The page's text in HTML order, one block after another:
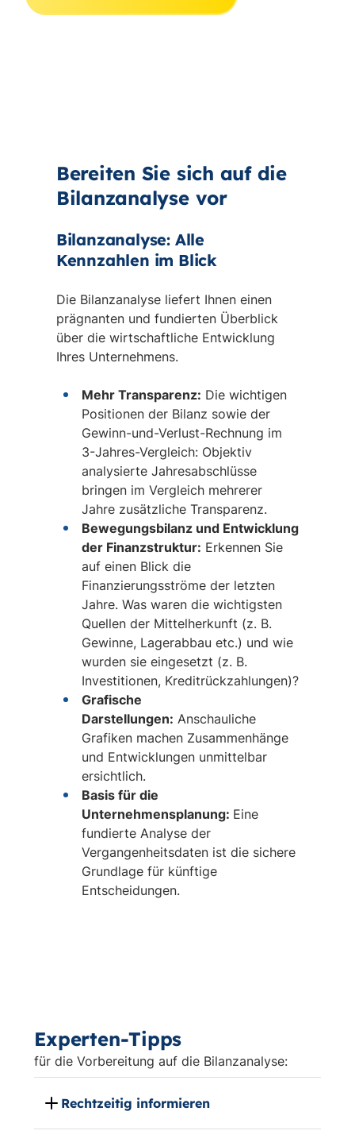
Bereiten Sie sich auf die
Bilanzanalyse vor
Bilanzanalyse: Alle
Kennzahlen im Blick
Die Bilanzanalyse liefert Ihnen einen
prägnanten und fundierten Überblick
über die wirtschaftliche Entwicklung
Ihres Unternehmens.
Mehr Transparenz: Die wichtigen
Positionen der Bilanz sowie der
Gewinn-und-Verlust-Rechnung im
3-Jahres-Vergleich: Objektiv
analysierte Jahresabschlüsse
bringen im Vergleich mehrerer
Jahre zusätzliche Transparenz.
Bewegungsbilanz und Entwicklung
der Finanzstruktur: Erkennen Sie
auf einen Blick die
Finanzierungsströme der letzten
Jahre. Was waren die wichtigsten
Quellen der Mittelherkunft (z. B.
Gewinne, Lagerabbau etc.) und wie
wurden sie eingesetzt (z. B.
Investitionen, Kreditrückzahlungen)?
Grafische
Darstellungen: Anschauliche
Grafiken machen Zusammenhänge
und Entwicklungen unmittelbar
ersichtlich.
Basis für die
Unternehmensplanung: Eine
fundierte Analyse der
Vergangenheitsdaten ist die sichere
Grundlage für künftige
Entscheidungen.
Experten-Tipps
für die Vorbereitung auf die Bilanzanalyse:
Rechtzeitig informieren